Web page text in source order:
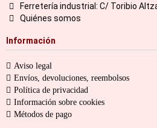
Ferretería industrial: C/ Toribio
Quiénes somos
Información
Aviso legal
Envíos, devoluciones, reembolsos
Política de privacidad
Información sobre cookies
Métodos de pago